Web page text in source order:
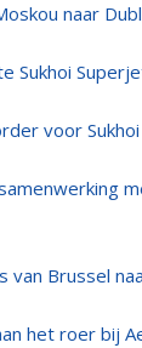
naar
Sukhoi
voor
van Brussel
het roer bij